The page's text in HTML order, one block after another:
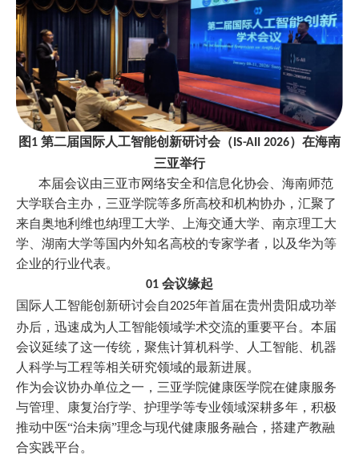
图1 第二届国际人工智能创新研讨会（ IS-AII 2026）在海南
三亚举行
本届会议由三亚市网络安全和信息化协会、海南师范
大学联合主办，三亚学院等多所高校和机构协办，汇聚了
来自奥地利维也纳理工大学、上海交通大学、南京理工大
学、湖南大学等国内外知名高校的专家学者，以及华为等
企业的行业代表。
01 会议缘起
国际人工智能创新研讨会自2025年首届在贵州贵阳成功举
办后，迅速成为人工智能领域学术交流的重要平台。本届
会议延续了这一传统，聚焦计算机科学、人工智能、机器
人科学与工程等相关研究领域的最新进展。
作为会议协办单位之一，三亚学院健康医学院在健康服务
与管理、康复治疗学、护理学等专业领域深耕多年，积极
推动中医“治未病”理念与现代健康服务融合，搭建产教融
合实践平台。